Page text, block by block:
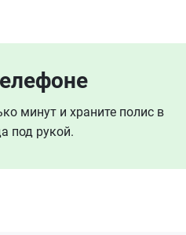
минут и храните полис в
под рукой.